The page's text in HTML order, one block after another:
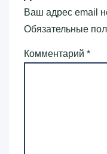
Ваш адрес email
Обязательные
Комментарий *